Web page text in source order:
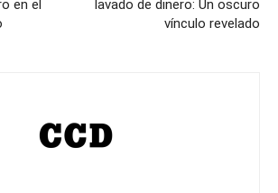
en el
lavado de dinero: Un oscuro
vínculo revelado